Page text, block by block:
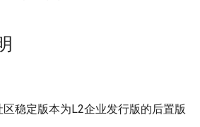
稳定版本为L2企业发行版的后置版